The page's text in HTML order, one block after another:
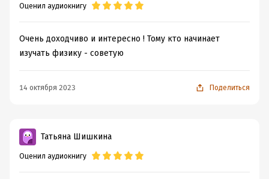
Оценил аудиокнигу
Очень доходчиво и интересно ! Тому кто начинает
изучать физику - советую
14 октября 2023 Поделиться
Татьяна Шишкина
Оценил аудиокнигу